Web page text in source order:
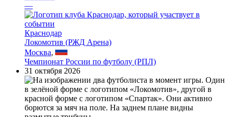
—
Краснодар
Локомотив (РЖД Арена)
Москва,
Чемпионат России по футболу (РПЛ)
31 октября 2026